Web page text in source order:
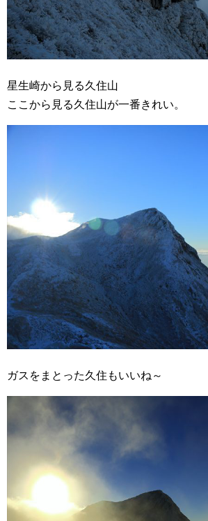
星生崎から見る久住山
ここから見る久住山が一番きれい。
ガスをまとった久住もいいね～